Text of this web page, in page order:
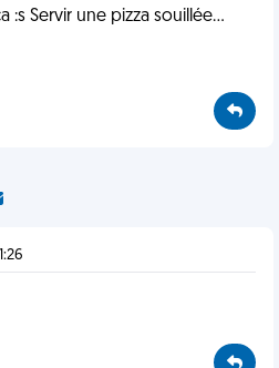
:s Servir une pizza souillée...